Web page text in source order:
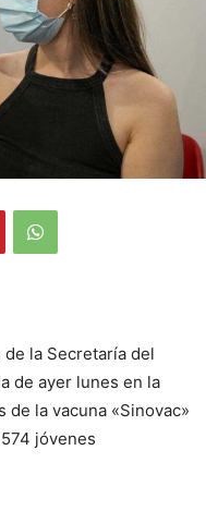
de la Secretaría del
de ayer lunes en la
la vacuna «Sinovac»
jóvenes